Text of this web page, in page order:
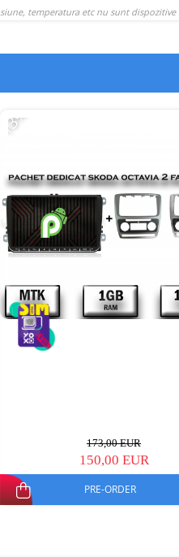
-13%
173,00 EUR
150,00 EUR
PRE-ORDER